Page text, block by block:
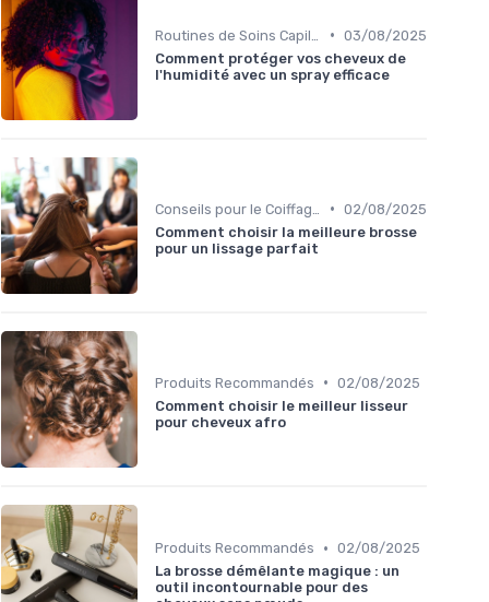
• 03/08/2025
Comment protéger vos cheveux de
l'humidité avec un spray efficace
• 02/08/2025
Comment choisir la meilleure brosse
pour un lissage parfait
Produits Recommandés • 02/08/2025
Comment choisir le meilleur lisseur
pour cheveux afro
Produits Recommandés • 02/08/2025
La brosse démêlante magique : un
outil incontournable pour des